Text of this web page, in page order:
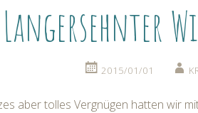
Langersehnter
2015/01/01
aber tolles Vergnügen hatten wir